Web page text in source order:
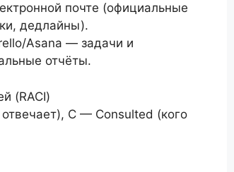
почте (официальные
дедлайны).
Asana — задачи и
отчёты.
(RACI)
C — Consulted (кого